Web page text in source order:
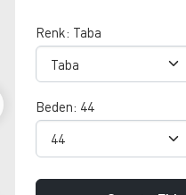
Renk: Taba
Beden: 44